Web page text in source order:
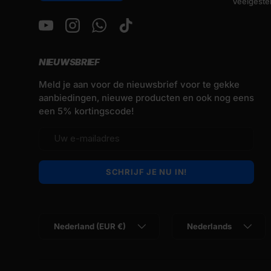
YouTubeInstagramWhatsAppTikTok
NIEUWSBRIEF
Meld je aan voor de nieuwsbrief voor te gekke
aanbiedingen, nieuwe producten en ook nog eens
een 5% kortingscode!
E-mailadres
SCHRIJF JE NU IN!
Nederland (EUR €) Nederlands